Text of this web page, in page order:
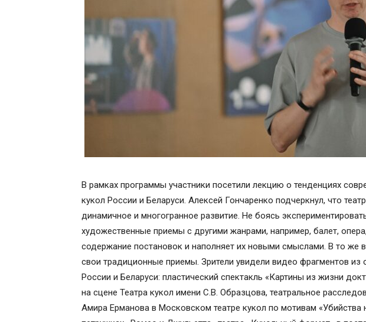
В рамках программы участники посетили лекцию о тенденциях
кукол России и Беларуси. Алексей Гончаренко подчеркнул, что
динамичное и многогранное развитие. Не боясь
художественные приемы с другими жанрами, например, балет,
содержание постановок и наполняет их новыми смыслами. В то же
свои традиционные приемы. Зрители увидели видео фрагментов из
России и Беларуси: пластический спектакль «Картины из жизни
на сцене Театра кукол имени С.В. Образцова, театральное
Амира Ерманова в Московском театре кукол по мотивам «Убийства